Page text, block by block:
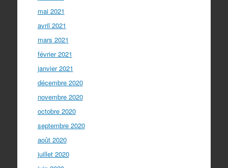
mai 2021
avril 2021
mars 2021
février 2021
janvier 2021
décembre 2020
novembre 2020
octobre 2020
septembre 2020
août 2020
juillet 2020